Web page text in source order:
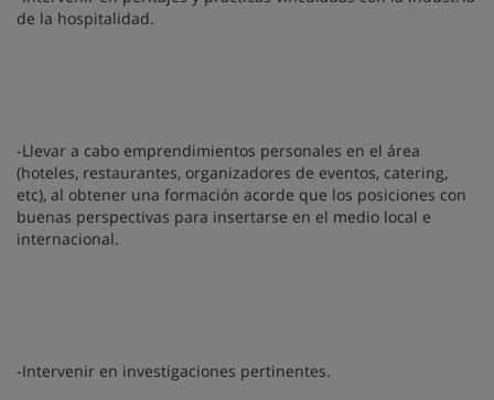
de la hospitalidad.
-Llevar a cabo emprendimientos personales en el área
(hoteles, restaurantes, organizadores de eventos, catering,
etc), al obtener una formación acorde que los posiciones con
buenas perspectivas para insertarse en el medio local e
internacional.
-Intervenir en investigaciones pertinentes.